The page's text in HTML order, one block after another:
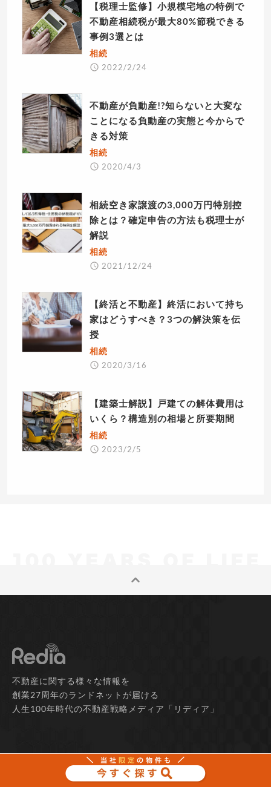
【税理士監修】小規模宅地の特例で
不動産相続税が最大80%節税できる
事例3選とは
相続
2022/2/24
不動産が負動産!?知らないと大変な
ことになる負動産の実態と今からで
きる対策
相続
2020/4/3
相続空き家譲渡の3,000万円特別控
除とは？確定申告の方法も税理士が
解説
相続
2021/12/24
【終活と不動産】終活において持ち
家はどうすべき？3つの解決策を伝
授
相続
2020/3/16
【建築士解説】戸建ての解体費用は
いくら？構造別の相場と所要期間
相続
2023/2/5
不動産に関する様々な情報を
創業27周年のランドネットが届ける
人生100年時代の不動産戦略メディア「リディア」